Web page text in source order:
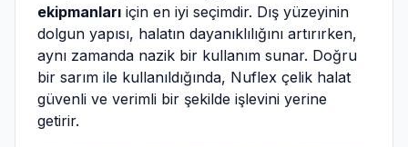
ekipmanları için en iyi seçimdir. Dış yüzeyinin
dolgun yapısı, halatın dayanıklılığını artırırken,
aynı zamanda nazik bir kullanım sunar. Doğru
bir sarım ile kullanıldığında, Nuflex çelik halat
güvenli ve verimli bir şekilde işlevini yerine
getirir.